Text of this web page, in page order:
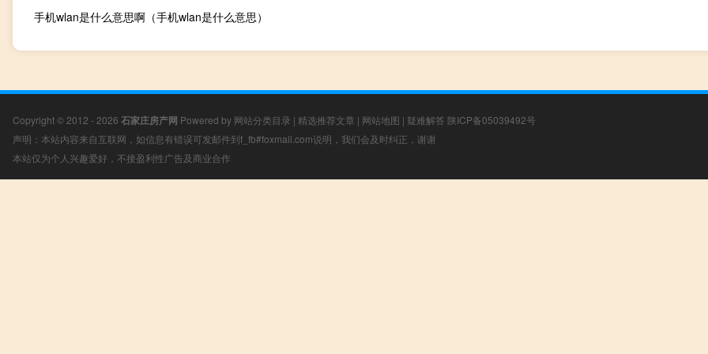
手机wlan是什么意思啊（手机wlan是什么意思）
Copyright © 2012 - 2026 石家庄房产网 Powered by 网站分类目录 | 精选推荐文章 | 网站地图 | 疑难解答 陕ICP备05039492号
声明：本站内容来自互联网，如信息有错误可发邮件到f_fb#foxmail.com说明，我们会及时纠正，谢谢
本站仅为个人兴趣爱好，不接盈利性广告及商业合作